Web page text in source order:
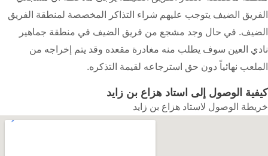
الفريق الضيف يتوجب عليهم شراء التذاكر المخصصة لمنطقة الفريق
الضيف. في حال وجد مشجع من فريق الضيف في منطقة جماهير
نادي العين سوف يطلب منه مغادرة مقعده وقد يتم إخراجه من
الملعب نهائياً دون حق استرجاعه لقيمة التذكره.
كيفية الوصول إلى استاد هزاع بن زايد
خريطة الوصول لاستاد هزاع بن زايد